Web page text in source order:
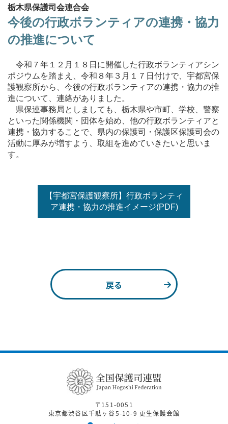
栃木県保護司会連合会
今後の行政ボランティアの連携・協力
の推進について
令和７年１２月１８日に開催した行政ボランティアシン
ポジウムを踏まえ、令和８年３月１７日付けで、宇都宮保
護観察所から、今後の行政ボランティアの連携・協力の推
進について、連絡がありました。
県保連事務局としましても、栃木県や市町、学校、警察
といった関係機関・団体を始め、他の行政ボランティアと
連携・協力することで、県内の保護司・保護区保護司会の
活動に厚みが増すよう、取組を進めていきたいと思いま
す。
【宇都宮保護観察所】行政ボランティ
ア連携・協力の推進イメージ(PDF)
戻る
〒151-0051
東京都渋谷区千駄ヶ谷5-10-9 更生保護会館